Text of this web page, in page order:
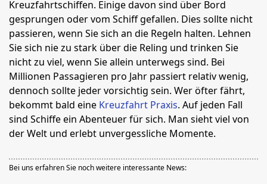
Kreuzfahrtschiffen. Einige davon sind über Bord
gesprungen oder vom Schiff gefallen. Dies sollte nicht
passieren, wenn Sie sich an die Regeln halten. Lehnen
Sie sich nie zu stark über die Reling und trinken Sie
nicht zu viel, wenn Sie allein unterwegs sind. Bei
Millionen Passagieren pro Jahr passiert relativ wenig,
dennoch sollte jeder vorsichtig sein. Wer öfter fährt,
bekommt bald eine Kreuzfahrt Praxis. Auf jeden Fall
sind Schiffe ein Abenteuer für sich. Man sieht viel von
der Welt und erlebt unvergessliche Momente.
Bei uns erfahren Sie noch weitere interessante News: